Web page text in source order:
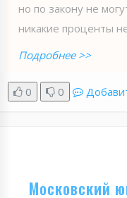
но по закону не
никакие проценты
Подробнее >>
0 0
Московский